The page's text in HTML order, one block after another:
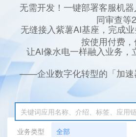
无需开发！一键部署客服机
同审查等
无缝接入紫薯AI基座，完成业
按使用付费，
让AI像水电一样融入业务，
——企业数字化转型的「加速
业务类型
全部